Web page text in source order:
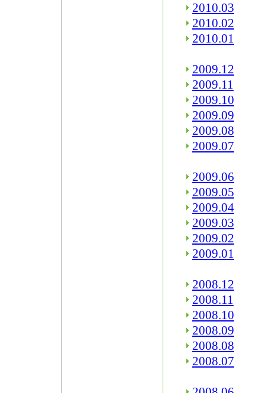
2010.03
2010.02
2010.01
2009.12
2009.11
2009.10
2009.09
2009.08
2009.07
2009.06
2009.05
2009.04
2009.03
2009.02
2009.01
2008.12
2008.11
2008.10
2008.09
2008.08
2008.07